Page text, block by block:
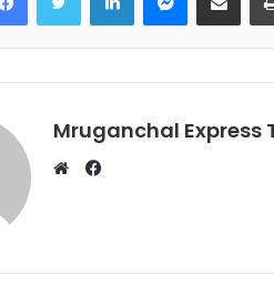
Mruganchal Express
Facebook